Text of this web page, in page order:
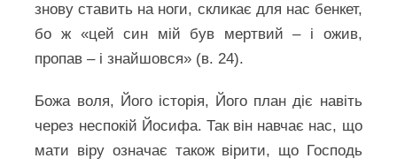
знову ставить на ноги, скликає для нас бенкет,
бо ж «цей син мій був мертвий – і ожив,
пропав – і знайшовся» (в. 24).
Божа воля, Його історія, Його план діє навіть
через неспокій Йосифа. Так він навчає нас, що
мати віру означає також вірити, що Господь